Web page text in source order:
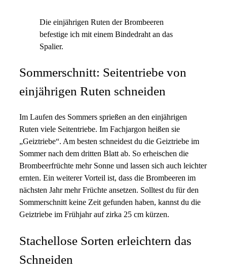
Die einjährigen Ruten der Brombeeren
befestige ich mit einem Bindedraht an das
Spalier.
Sommerschnitt: Seitentriebe von
einjährigen Ruten schneiden
Im Laufen des Sommers sprießen an den einjährigen
Ruten viele Seitentriebe. Im Fachjargon heißen sie
„Geiztriebe“. Am besten schneidest du die Geiztriebe im
Sommer nach dem dritten Blatt ab. So erheischen die
Brombeerfrüchte mehr Sonne und lassen sich auch leichter
ernten. Ein weiterer Vorteil ist, dass die Brombeeren im
nächsten Jahr mehr Früchte ansetzen. Solltest du für den
Sommerschnitt keine Zeit gefunden haben, kannst du die
Geiztriebe im Frühjahr auf zirka 25 cm kürzen.
Stachellose Sorten erleichtern das
Schneiden